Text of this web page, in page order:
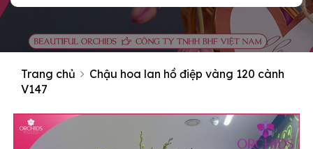
Trang chủ
Chậu hoa lan hồ điệp vàng 120 cành
V147